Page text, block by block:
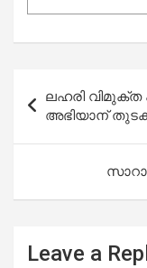
navigation
ലഹരി
അഭിയാന്
Leave a